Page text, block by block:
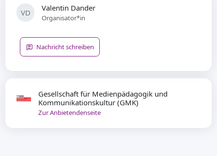
Gesellschaft für Medienpädagogik und
Kommunikationskultur (GMK)
Zur Anbietendenseite
VD Valentin Dander
Organisator*in
Nachricht schreiben